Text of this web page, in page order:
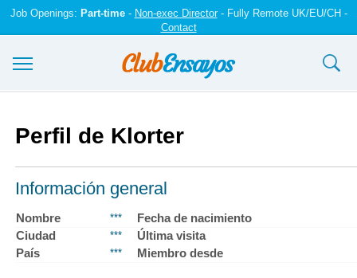
Job Openings: Part-time- Non-exec Director- Fully Remote UK/EU/CH -
Contact
Registrarse
Iniciar sesión
Contáctenos
Perfil de Klorter
Información general
Nombre ***
Fecha de nacimiento
Ciudad
***
Última visita
País
*** Miembro desde